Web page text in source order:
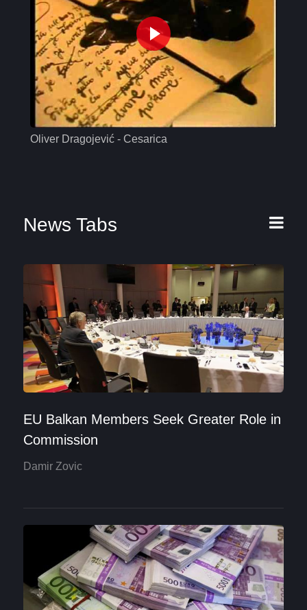
Oliver Dragojević - Cesarica
News Tabs
EU Balkan Members Seek Greater Role in
Commission
Damir Zovic